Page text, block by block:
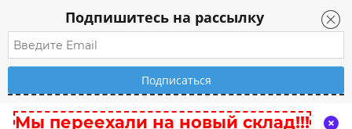
Подпишитесь на рассылку
Мы переехали на новый склад!!!